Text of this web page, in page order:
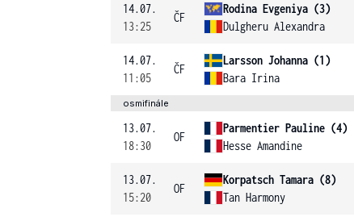
14.07.
13:25
ČF
Rodina Evgeniya (3)
Dulgheru Alexandra
14.07.
11:05
ČF
Larsson Johanna (1)
Bara Irina
osmifinále
13.07.
18:30
OF
Parmentier Pauline (4)
Hesse Amandine
13.07.
15:20
OF
Korpatsch Tamara (8)
Tan Harmony